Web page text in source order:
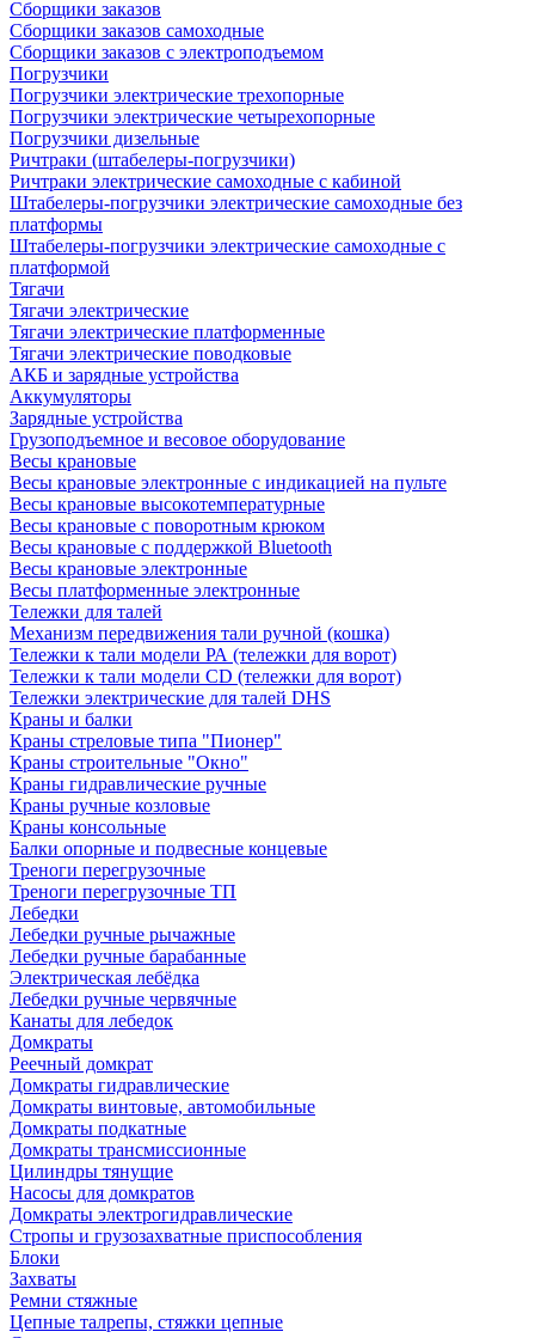
Сборщики заказов
Сборщики заказов самоходные
Сборщики заказов с электроподъемом
Погрузчики
Погрузчики электрические трехопорные
Погрузчики электрические четырехопорные
Погрузчики дизельные
Ричтраки (штабелеры-погрузчики)
Ричтраки электрические самоходные с кабиной
Штабелеры-погрузчики электрические самоходные без
платформы
Штабелеры-погрузчики электрические самоходные с
платформой
Тягачи
Тягачи электрические
Тягачи электрические платформенные
Тягачи электрические поводковые
АКБ и зарядные устройства
Аккумуляторы
Зарядные устройства
Грузоподъемное и весовое оборудование
Весы крановые
Весы крановые электронные с индикацией на пульте
Весы крановые высокотемпературные
Весы крановые с поворотным крюком
Весы крановые с поддержкой Bluetooth
Весы крановые электронные
Весы платформенные электронные
Тележки для талей
Механизм передвижения тали ручной (кошка)
Тележки к тали модели РА (тележки для ворот)
Тележки к тали модели CD (тележки для ворот)
Тележки электрические для талей DHS
Краны и балки
Краны стреловые типа "Пионер"
Краны строительные "Окно"
Краны гидравлические ручные
Краны ручные козловые
Краны консольные
Балки опорные и подвесные концевые
Треноги перегрузочные
Треноги перегрузочные ТП
Лебедки
Лебедки ручные рычажные
Лебедки ручные барабанные
Электрическая лебёдка
Лебедки ручные червячные
Канаты для лебедок
Домкраты
Реечный домкрат
Домкраты гидравлические
Домкраты винтовые, автомобильные
Домкраты подкатные
Домкраты трансмиссионные
Цилиндры тянущие
Насосы для домкратов
Домкраты электрогидравлические
Стропы и грузозахватные приспособления
Блоки
Захваты
Ремни стяжные
Цепные талрепы, стяжки цепные